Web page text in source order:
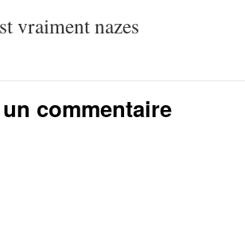
vraiment nazes
commentaire